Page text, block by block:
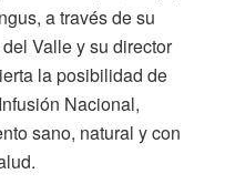
a través de su
Valle y su director
la posibilidad de
Nacional,
sano, natural y con